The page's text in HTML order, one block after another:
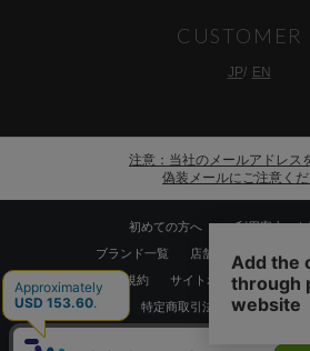
CUSTOMER
JP EN
注意：当社のメールアドレス
偽装メールにご注意く
初めての方へ
ご利用案内・
ブランド一覧
店舗検索 企業情報
利用規約
サイトポリシー
プラ
特定商取引法に基づく表記